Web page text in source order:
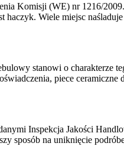
Komisji (WE) nr 1216/
Wiele miejsc
stanowi o
piece
Inspekcja Jakości
sposób na uniknięcie